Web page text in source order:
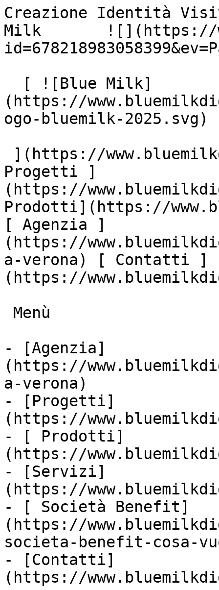
Creazione Identità
Milk       ![](https://
(https://
ogo-bluemilk-2025.svg)
Progetti ]
(https://
Prodotti](https://
[ Agenzia ]
(https://
a-verona) [ Contatti ]
(https://
- [Agenzia]
(https://
a-verona)
- [Progetti]
(https://
- [ Prodotti]
(https://
- [Servizi]
(https://
- [ Società Benefit]
(https://
societa-benefit-cosa-
- [Contatti]
(https://